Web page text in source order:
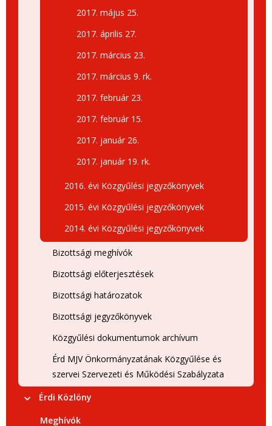
2017. május 25.
2017. április 27.
2017. március 23.
2017. március 9. rk.
2017. február 23.
2017. február 15.
2017. január 26.
2017. január 19. rk.
2016. évi Közgyűlési jegyzőkönyvek
2015. évi Közgyűlési jegyzőkönyvek
2014. évi Közgyűlési jegyzőkönyvek
Bizottsági meghívók
Bizottsági előterjesztések
Bizottsági határozatok
Bizottsági jegyzőkönyvek
Közgyűlési dokumentumok archívum
Érd MJV Önkormányzatának Közgyűlése és
szervei Szervezeti és Működési Szabályzata
Érdi Közlöny
Meghívók